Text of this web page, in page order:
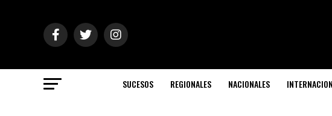
SUCESOS REGIONALES NACIONALES